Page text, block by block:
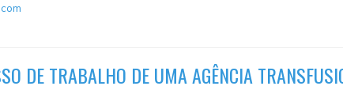
DE TRABALHO DE UMA AGÊNCIA